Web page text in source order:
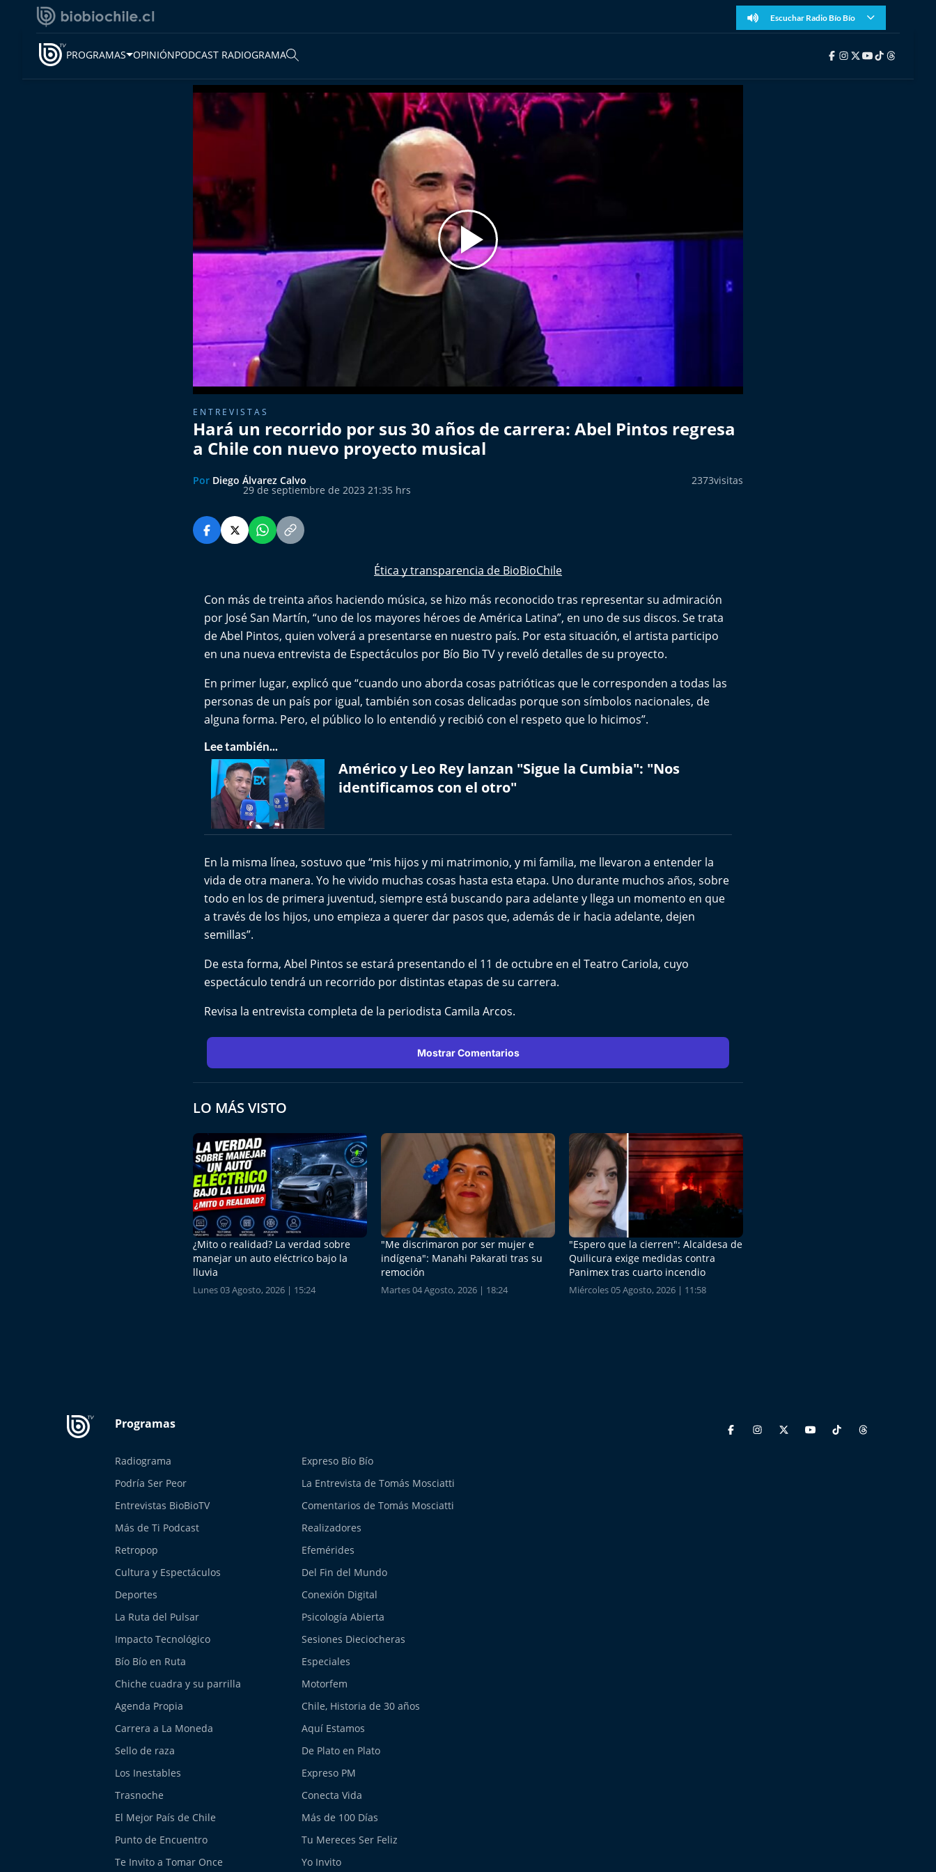
Escuchar Radio Bío Bío
PROGRAMAS OPINIÓNPODCAST RADIOGRAMA
ENTREVISTAS
Hará un recorrido por sus 30 años de carrera: Abel Pintos regresa
a Chile con nuevo proyecto musical
Por Diego Álvarez Calvo
29 de septiembre de 2023 21:35 hrs
2373visitas
Ética y transparencia de BioBioChile
Con más de treinta años haciendo música, se hizo más reconocido tras representar su admiración
por José San Martín, “uno de los mayores héroes de América Latina”, en uno de sus discos. Se trata
deAbel Pintos, quien volverá a presentarse en nuestro país. Por esta situación, el artista participo
en una nueva entrevista de Espectáculos por Bío Bio TV y reveló detalles de su proyecto.
En primer lugar, explicó que “cuando uno aborda cosas patrióticas que le corresponden a todas las
personas de un país por igual, también son cosas delicadas porque son símbolos nacionales, de
alguna forma. Pero, el público lo lo entendió y recibió con el respeto que lo hicimos”.
Lee también...
Américo y Leo Rey lanzan "Sigue la Cumbia": "Nos
identificamos con el otro"
En la misma línea, sostuvo que “mis hijos y mi matrimonio, y mi familia, me llevaron a entender la
vida de otra manera. Yo he vivido muchas cosas hasta esta etapa. Uno durante muchos años, sobre
todo en los de primera juventud, siempre está buscando para adelante y llega un momento en que
a través de los hijos, uno empieza a querer dar pasos que, además de ir hacia adelante, dejen
semillas”.
De esta forma, Abel Pintos se estará presentando el 11 de octubre en el Teatro Cariola, cuyo
espectáculo tendrá un recorrido por distintas etapas de su carrera.
Revisa la entrevista completa de la periodista Camila Arcos.
Mostrar Comentarios
LO MÁS VISTO
¿Mito o realidad? La verdad sobre
manejar un auto eléctrico bajo la
lluvia
Lunes 03 Agosto, 2026 | 15:24
"Me discrimaron por ser mujer e
indígena": Manahi Pakarati tras su
remoción
Martes 04 Agosto, 2026 | 18:24
"Espero que la cierren": Alcaldesa de
Quilicura exige medidas contra
Panimex tras cuarto incendio
Miércoles 05 Agosto, 2026 | 11:58
Radiograma
Expreso Bío Bío
Podría Ser Peor
La Entrevista de Tomás Mosciatti
Entrevistas BioBioTV
Comentarios de Tomás Mosciatti
Más de Ti Podcast
Realizadores
Retropop
Efemérides
Cultura y Espectáculos
Del Fin del Mundo
Deportes
Conexión Digital
La Ruta del Pulsar
Psicología Abierta
Impacto Tecnológico
Sesiones Dieciocheras
Bío Bío en Ruta
Especiales
Chiche cuadra y su parrilla
Motorfem
Agenda Propia
Chile, Historia de 30 años
Carrera a La Moneda
Aquí Estamos
Sello de raza
De Plato en Plato
Los Inestables
Expreso PM
Trasnoche
Conecta Vida
El Mejor País de Chile
Más de 100 Días
Punto de Encuentro
Tu Mereces Ser Feliz
Te Invito a Tomar Once
Yo Invito